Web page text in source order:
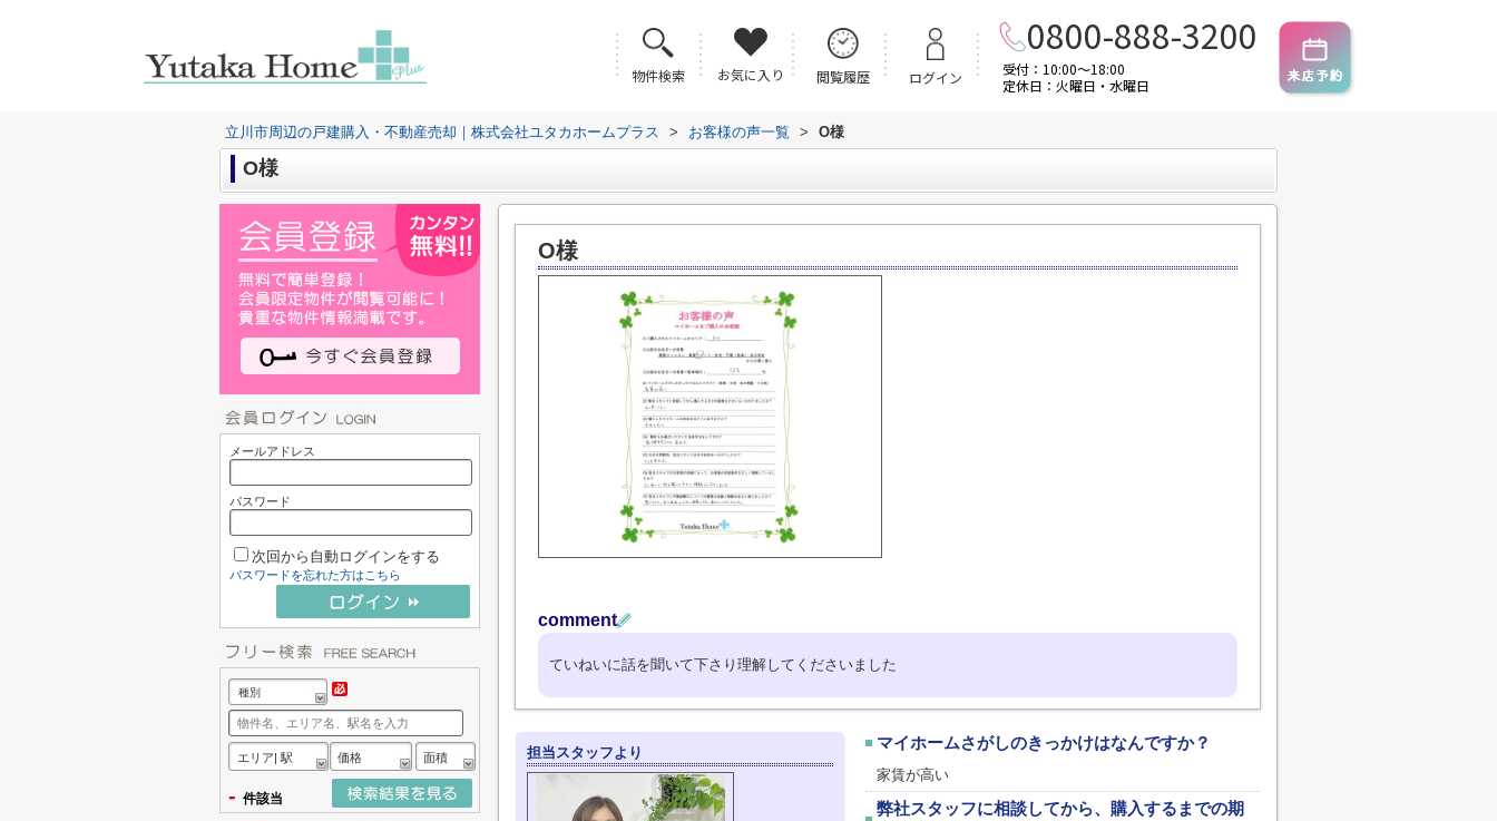
物件検索 お気に入り 閲覧履歴 ログイン
0800-888-3200
受付：10:00～18:00
定休日：火曜日・水曜日
立川市周辺の戸建購入・不動産売却｜株式会社ユタカホームプラス > お客様の声一覧 > O様
O様
O様
comment
ていねいに話を聞いて下さり理解してくださいました
担当スタッフより
マイホームさがしのきっかけはなんですか？
家賃が高い
弊社スタッフに相談してから、購入するまでの期
メールアドレス
パスワード
次回から自動ログインをする
パスワードを忘れた方はこちら
種別
エリア| 駅 価格 面積
- 件該当